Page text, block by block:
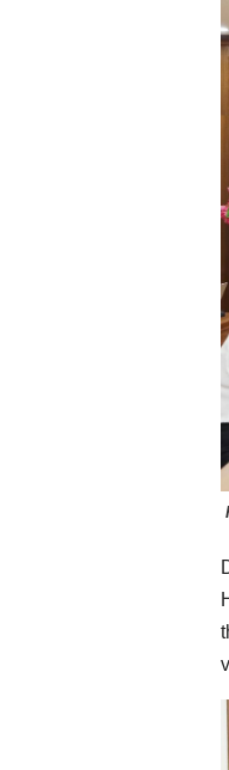
Chào ngày mới 1/